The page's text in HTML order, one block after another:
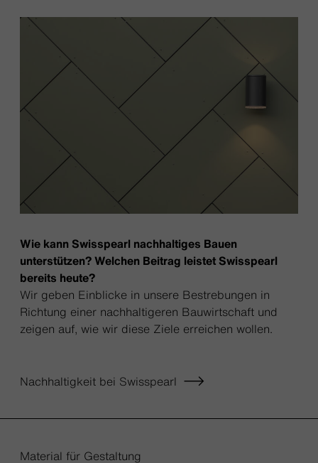
Wie kann Swisspearl nachhaltiges Bauen
unterstützen? Welchen Beitrag leistet Swisspearl
bereits heute?
Wir geben Einblicke in unsere Bestrebungen in
Richtung einer nachhaltigeren Bauwirtschaft und
zeigen auf, wie wir diese Ziele erreichen wollen.
Nachhaltigkeit bei Swisspearl
Material für Gestaltung